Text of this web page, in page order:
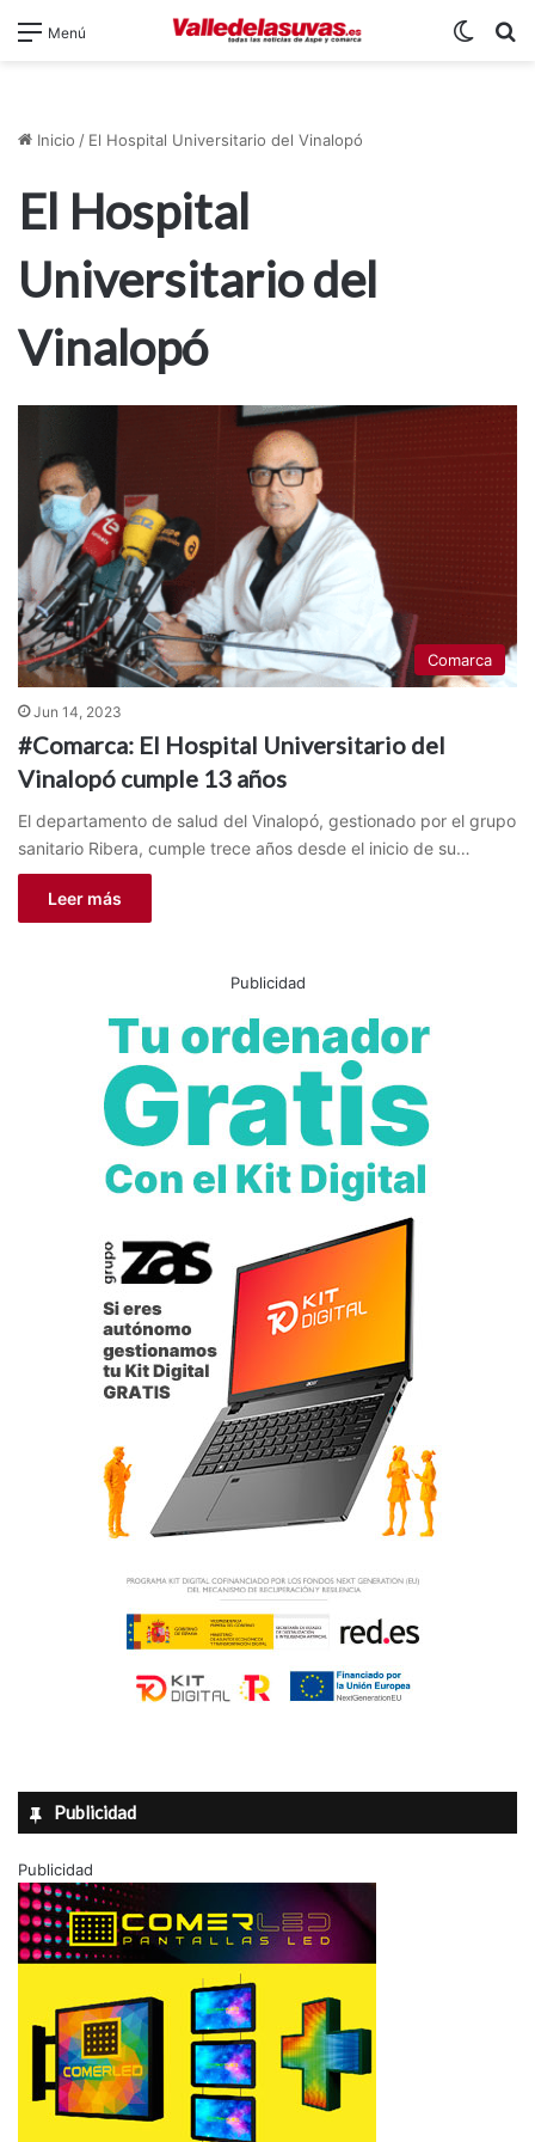
Menú
Inicio / El Hospital Universitario del Vinalopó
El Hospital
Universitario del
Vinalopó
Comarca
Jun 14, 2023
#Comarca: El Hospital Universitario del
Vinalopó cumple 13 años
El departamento de salud del Vinalopó, gestionado por el grupo
sanitario Ribera, cumple trece años desde el inicio de su…
Leer más
Publicidad
Publicidad
Publicidad